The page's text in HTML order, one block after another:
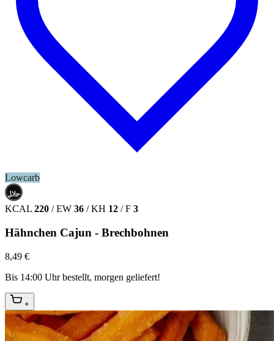
Lowcarb
حلال
HALAL
KCAL 220 / EW 36 / KH 12 / F 3
Hähnchen Cajun - Brechbohnen
8,49 €
Bis 14:00 Uhr bestellt, morgen geliefert!
+